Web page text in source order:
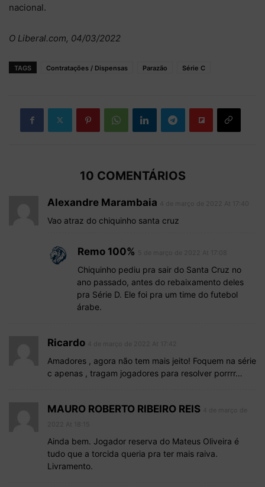
nacional.
O Liberal.com, 04/03/2022
TAGS Contratações / Dispensas Parazão Série C
10 COMENTÁRIOS
Alexandre Marambaia
Vao atraz do chiquinho santa cruz
Remo 100%
Chiquinho pediu pra sair do Santa Cruz no
ano passado, antes do rebaixamento deles
pra Série D. Ele foi pra um time do futebol
árabe.
Ricardo
Amadores , agora não tem mais jeito! Foquem na série
c apenas , tragam jogadores para resolver porrrr…
MAURO ROBERTO RIBEIRO REIS
Ainda bem. Jogador reserva do Mateus Oliveira é
tudo que a torcida queria pra ter mais raiva.
Livramento.